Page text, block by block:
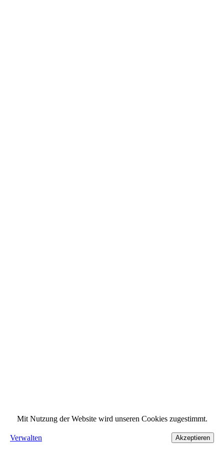
Mit Nutzung der Website wird unseren Cookies zugestimmt.
Verwalten Akzeptieren